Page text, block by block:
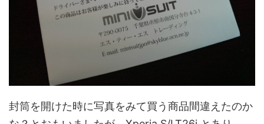
封筒を開けた時に写真をみて買う商品間違えたのか